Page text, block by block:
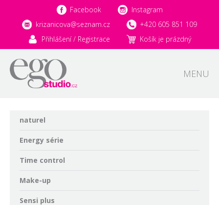
Facebook
Instagram
krizanicova@seznam.cz
+420 605 851 109
Přihlášení / Registrace
Košík je prázdný
MENU
naturel
Energy série
Time control
Make-up
Sensi plus